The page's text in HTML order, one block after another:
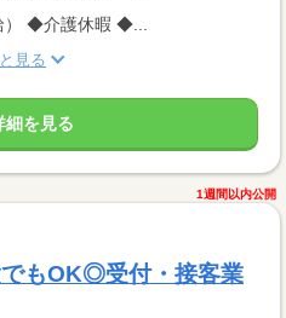
） ◆介護休暇 ◆...
見る
細を見る
1週間以内公開
もOK◎受付・接客業